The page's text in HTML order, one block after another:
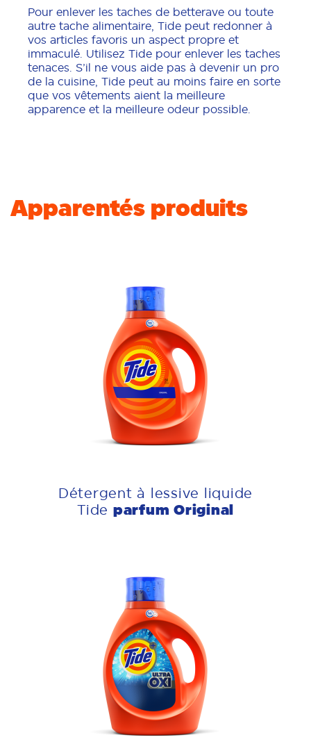
Pour enlever les taches de betterave ou toute
autre tache alimentaire, Tide peut redonner à
vos articles favoris un aspect propre et
immaculé. Utilisez Tide pour enlever les taches
tenaces. S’il ne vous aide pas à devenir un pro
de la cuisine, Tide peut au moins faire en sorte
que vos vêtements aient la meilleure
apparence et la meilleure odeur possible.
Apparentés produits
Détergent à lessive liquide
Tide parfum Original